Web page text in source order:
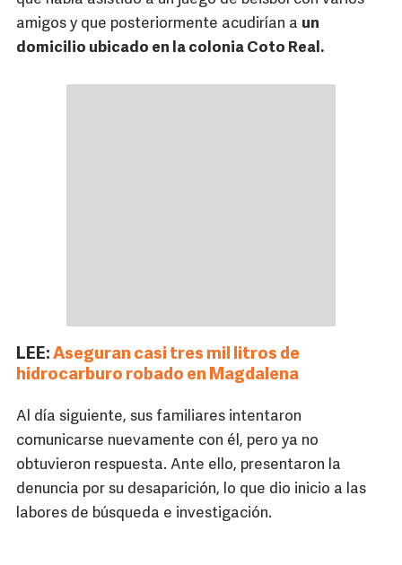
amigos y que posteriormente acudirían a un
domicilio ubicado en la colonia Coto Real.
LEE: Aseguran casi tres mil litros de
hidrocarburo robado en Magdalena
Al día siguiente, sus familiares intentaron
comunicarse nuevamente con él, pero ya no
obtuvieron respuesta. Ante ello, presentaron la
denuncia por su desaparición, lo que dio inicio a las
labores de búsqueda e investigación.